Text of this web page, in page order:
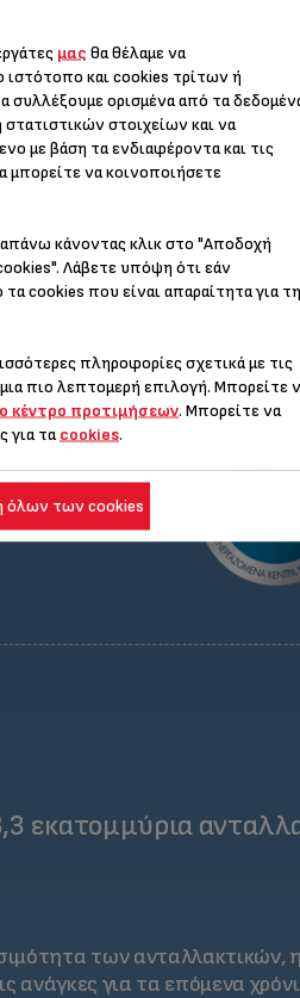
Οι
Moulinex
προϊόντα
κάνοντας
προϊόντων.
πληροί τις
«15ετής δέσμευση επισκευής
Moulinex και Krups
όλα σχεδόν τα προϊόντα της για
εκατομμύρια
των ανταλλακτικών,
ανάγκες για τα επόμενα
μας θα θέλαμε να
και cookies τρίτων ή
συλλέξουμε ορισμένα από τα
στοιχείων και να
με βάση τα ενδιαφέροντα και τις
μπορείτε να κοινοποιήσετε
κάνοντας κλικ στο "Αποδοχή
Λάβετε υπόψη ότι εάν
cookies που είναι απαραίτητα για
πληροφορίες σχετικά με τις
πιο λεπτομερή επιλογή. Μπορείτε
κέντρο προτιμήσεων. Μπορείτε να
για ταcookies.
όλων των cookies